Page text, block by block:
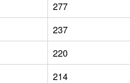
277
237
220
214